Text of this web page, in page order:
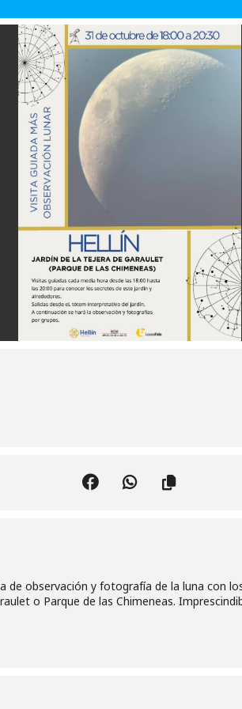
de observación y fotografía de la luna con
o Parque de las Chimeneas.